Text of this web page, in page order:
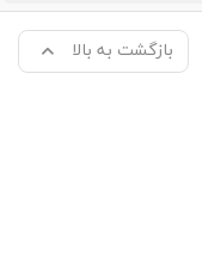
بازگشت به بالا